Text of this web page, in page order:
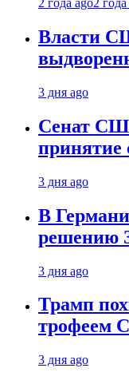
2 года ago2
Власти
3 дня ago
Сенат
принятие
3 дня ago
В
решению
3 дня ago
Трамп
трофеем
3 дня ago